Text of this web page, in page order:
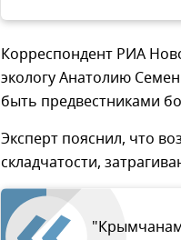
Корреспондент РИА
экологу Анатолию
быть предвестниками
Эксперт пояснил, что
складчатости,